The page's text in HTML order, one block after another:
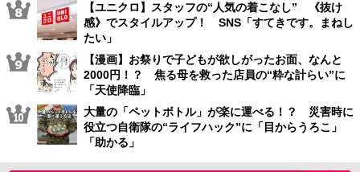
【ユニクロ】スタッフの“人気の着こなし” 《抜け
感》でスタイルアップ！ SNS「すてきです。まねし
たい」
【漫画】お祭りで子どもが欲しがったお面、なんと
2000円！？ 焦る母を救った店員の“粋な計らい”に
「天使降臨」
大量の「ペットボトル」が楽に運べる！？ 災害時に
役立つ自衛隊の“ライフハック”に「目からうろこ」
「助かる」